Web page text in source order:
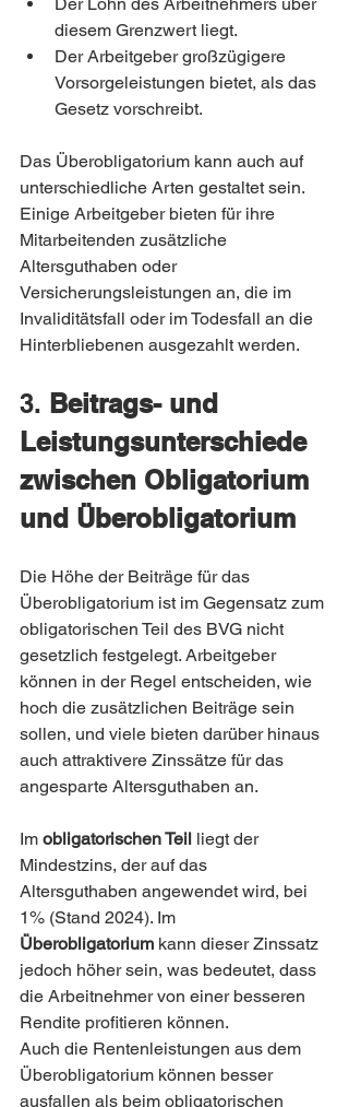
diesem Grenzwert liegt.
Der Arbeitgeber großzügigere
Vorsorgeleistungen bietet, als das
Gesetz vorschreibt.
Das Überobligatorium kann auch auf
unterschiedliche Arten gestaltet sein.
Einige Arbeitgeber bieten für ihre
Mitarbeitenden zusätzliche
Altersguthaben oder
Versicherungsleistungen an, die im
Invaliditätsfall oder im Todesfall an die
Hinterbliebenen ausgezahlt werden.
3. Beitrags- und
Leistungsunterschiede
zwischen Obligatorium
und Überobligatorium
Die Höhe der Beiträge für das
Überobligatorium ist im Gegensatz zum
obligatorischen Teil des BVG nicht
gesetzlich festgelegt. Arbeitgeber
können in der Regel entscheiden, wie
hoch die zusätzlichen Beiträge sein
sollen, und viele bieten darüber hinaus
auch attraktivere Zinssätze für das
angesparte Altersguthaben an.
Im obligatorischen Teil liegt der
Mindestzins, der auf das
Altersguthaben angewendet wird, bei
1% (Stand 2024). Im
Überobligatorium kann dieser Zinssatz
jedoch höher sein, was bedeutet, dass
die Arbeitnehmer von einer besseren
Rendite profitieren können.
Auch die Rentenleistungen aus dem
Überobligatorium können besser
ausfallen als beim obligatorischen